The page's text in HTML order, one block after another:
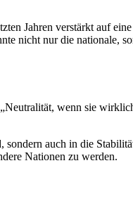
Jahren verstärkt auf
nicht nur die nationale,
wenn sie
auch in die
Nationen zu werden.